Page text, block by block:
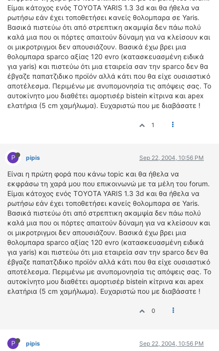
Eίμαι κάτοχος ενός TOYOTA YARIS 1.3 3d και θα ήθελα να
ρωτήσω εάν έχει τοποθετήσει κανείς θολομπαρα σε Yaris.
Βασικά πιστεύω ότι από στρεπτικη ακαμψία δεν πάω πολύ
καλά μια που οι πόρτες απαιτούν δύναμη για να κλείσουν και
οι μικροτριγμοι δεν απουσιάζουν. Βασικά έχω βρει μια
θολομπαρα sparco αξίας 120 evro (κατασκευασμένη ειδικά
για yaris) και πιστεύω ότι μια εταιρεία σαν την sparco δεν θα
έβγαζε παπατζιδικο προϊόν αλλά κάτι που θα είχε ουσιαστικό
αποτέλεσμα. Περιμένω με ανυπομονησία τις απόψεις σας. Το
αυτοκίνητο μου διαθέτει αμορτισέρ bistein κίτρινα και apex
ελατήρια (5 cm χαμήλωμα). Ευχαριστώ που με διαβάσατε !
1
P pipis Sep 22, 2004, 10:56 PM
Είναι η πρώτη φορά που κάνω topic και θα ήθελα να
εκφράσω τη χαρά μου που επικοινωνώ με τα μέλη του forum.
Eίμαι κάτοχος ενός TOYOTA YARIS 1.3 3d και θα ήθελα να
ρωτήσω εάν έχει τοποθετήσει κανείς θολομπαρα σε Yaris.
Βασικά πιστεύω ότι από στρεπτικη ακαμψία δεν πάω πολύ
καλά μια που οι πόρτες απαιτούν δύναμη για να κλείσουν και
οι μικροτριγμοι δεν απουσιάζουν. Βασικά έχω βρει μια
θολομπαρα sparco αξίας 120 evro (κατασκευασμένη ειδικά
για yaris) και πιστεύω ότι μια εταιρεία σαν την sparco δεν θα
έβγαζε παπατζιδικο προϊόν αλλά κάτι που θα είχε ουσιαστικό
αποτέλεσμα. Περιμένω με ανυπομονησία τις απόψεις σας. Το
αυτοκίνητο μου διαθέτει αμορτισέρ bistein κίτρινα και apex
ελατήρια (5 cm χαμήλωμα). Ευχαριστώ που με διαβάσατε !
0
P pipis Sep 22, 2004, 10:56 PM
ΟΔΟΙΠΟΡΙΚΑ
VIDEO
4TTV
ΝΕΑ ΜΟΝΤΕΛΑ
ΑΓΩΝΕΣ
CANDID CAMERA
ΤΕΧΝΟΛΟΓΙΑ
ΕΙΔΗΣΕΙΣ – ΠΑΡΟΥΣΙΑΣΕΙΣ
ΔΟΚΙΜΕΣ – ΠΑΡΟΥΣΙΑΣΕΙΣ
ΕΙΔΗΣΕΙΣ
ΑΓΩΝΕΣ
FORMULA 1
WRC
ΔΙΕΘΝΕΙΣ ΑΓΩΝΕΣ
ΕΛΛΗΝΙΚΟΙ ΑΓΩΝΕΣ
ΤΙΜΕΣ
4T CLASSIC
ΜΟΝΤΕΛΑ
ΑΓΩΝΕΣ/ΔΙΟΡΓΑΝΩΣΕΙΣ